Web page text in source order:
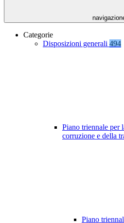
Categorie
Disposizioni generali 494
Piano triennale per
corruzione e della
Piano